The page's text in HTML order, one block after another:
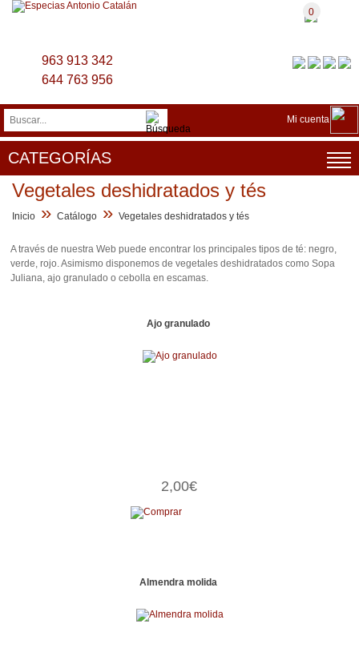
0
963 913 342
644 763 956
Mi cuenta
CATEGORÍAS
Vegetales deshidratados y tés
Inicio » Catálogo » Vegetales deshidratados y tés
A través de nuestra Web puede encontrar los principales tipos de té: negro,
verde, rojo. Asimismo disponemos de vegetales deshidratados como Sopa
Juliana, ajo granulado o cebolla en escamas.
Ajo granulado
2,00€
Almendra molida